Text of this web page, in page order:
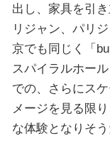
出し、家具を引
リジャン、パリ
京でも同じく「
スパイラルホー
での、さらにス
メージを見る限
な体験となりそう